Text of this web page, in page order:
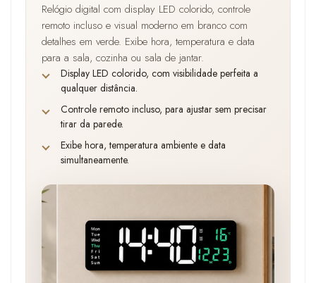
Relógio digital com display LED colorido, controle
remoto incluso e visual moderno em branco com
detalhes em verde. Exibe hora, temperatura e data
para a sala, cozinha ou sala de jantar.
Display LED colorido, com visibilidade perfeita a
qualquer distância.
Controle remoto incluso, para ajustar sem precisar
tirar da parede.
Exibe hora, temperatura ambiente e data
simultaneamente.